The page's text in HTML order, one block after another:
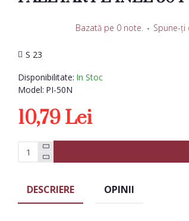
Disponibilitate: In Stoc
Model: PI-50N
S 23
Bazată pe 0 note. - Spune-ţi
10,79 Lei
DESCRIERE OPINII